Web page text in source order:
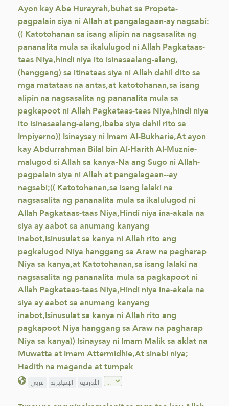
Ayon kay Abe Hurayrah,buhat sa Propeta-
pagpalain siya ni Allah at pangalagaan-ay nagsabi:
(( Katotohanan sa isang alipin na nagsasalita ng
pananalita mula sa ikalulugod ni Allah Pagkataas-
taas Niya,hindi niya ito isinasaalang-alang,
(hanggang) sa itinataas siya ni Allah dahil dito sa
mga matataas na antas,at katotohanan,sa isang
alipin na nagsasalita ng pananalita mula sa
pagkapoot ni Allah Pagkataas-taas Niya,hindi niya
ito isinasaalang-alang,ibaba siya dahil rito sa
Impiyerno)) Isinaysay ni Imam Al-Bukharie,At ayon
kay Abdurrahman Bilal bin Al-Harith Al-Muznie-
malugod si Allah sa kanya-Na ang Sugo ni Allah-
pagpalain siya ni Allah at pangalagaan--ay
nagsabi;(( Katotohanan,sa isang lalaki na
nagsasalita ng pananalita mula sa ikalulugod ni
Allah Pagkataas-taas Niya,Hindi niya ina-akala na
siya ay aabot sa anumang kanyang
inabot,Isinusulat sa kanya ni Allah rito ang
pagkalugod Niya hanggang sa Araw na pagharap
Niya sa kanya,at Katotohanan,sa isang lalaki na
nagsasalita ng pananalita mula sa pagkapoot ni
Allah Pagkataas-taas Niya,Hindi niya ina-akala na
siya ay aabot sa anumang kanyang
inabot,Isinusulat sa kanya ni Allah rito ang
pagkapoot Niya hanggang sa Araw na pagharap
Niya sa kanya)) Isinaysay ni Imam Malik sa aklat na
Muwatta at Imam Attermidhie,At sinabi niya;
Hadith na maganda at tumpak
عربي الإنجليزية الأوردية